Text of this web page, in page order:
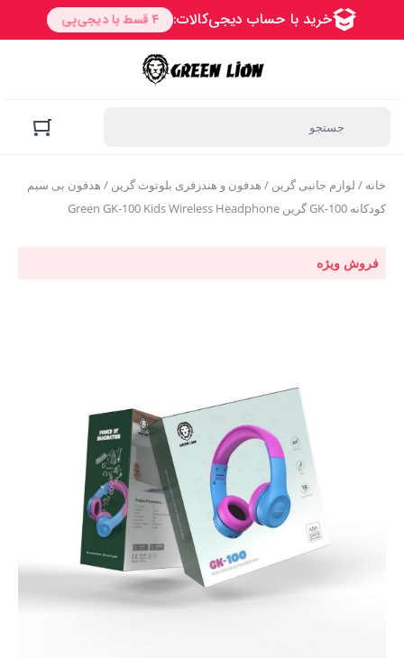
خانه / لوازم جانبی گرین / هدفون و هندزفری بلوتوث گرین / هدفون بی سیم
کودکانه GK-100 گرین Green GK-100 Kids Wireless Headphone
فروش ویژه